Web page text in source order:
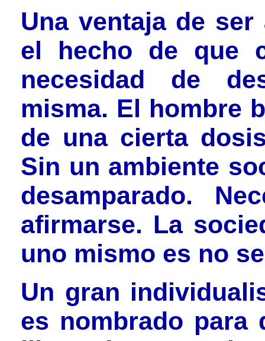
Una ventaja de
el hecho de que
necesidad de
misma. El hombre
de una cierta
Sin un ambiente
desamparado.
afirmarse. La
uno mismo es no
Un gran
es nombrado para